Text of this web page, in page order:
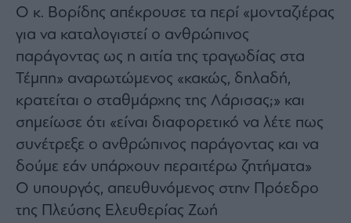
Ο κ. Βορίδης απέκρουσε τα περί «μονταζιέρας
για να καταλογιστεί ο ανθρώπινος
παράγοντας ως η αιτία της τραγωδίας στα
Τέμπη» αναρωτώμενος «κακώς, δηλαδή,
κρατείται ο σταθμάρχης της Λάρισας;» και
σημείωσε ότι «είναι διαφορετικό να λέτε πως
συνέτρεξε ο ανθρώπινος παράγοντας και να
δούμε εάν υπάρχουν περαιτέρω ζητήματα»
Ο υπουργός, απευθυνόμενος στην Πρόεδρο
της Πλεύσης Ελευθερίας Ζωή